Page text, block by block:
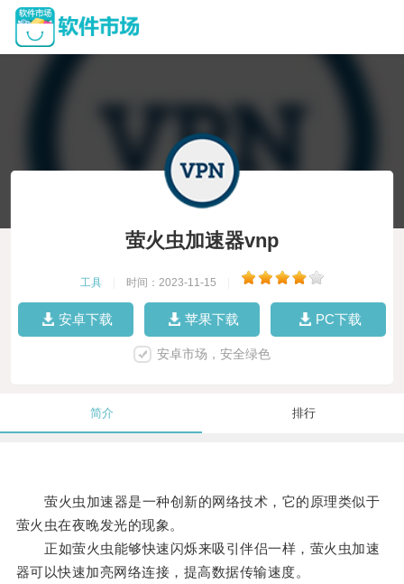
萤火虫加速器vnp
工具 时间：2023-11-15
安卓下载 苹果下载 PC下载
安卓市场，安全绿色
简介 排行
萤火虫加速器是一种创新的网络技术，它的原理类似于
萤火虫在夜晚发光的现象。
正如萤火虫能够快速闪烁来吸引伴侣一样，萤火虫加速
器可以快速加亮网络连接，提高数据传输速度。